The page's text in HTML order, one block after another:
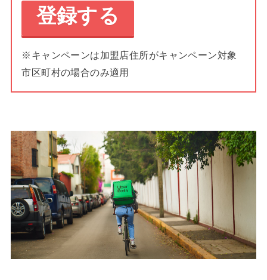
登録する
※キャンペーンは加盟店住所がキャンペーン対象
市区町村の場合のみ適用